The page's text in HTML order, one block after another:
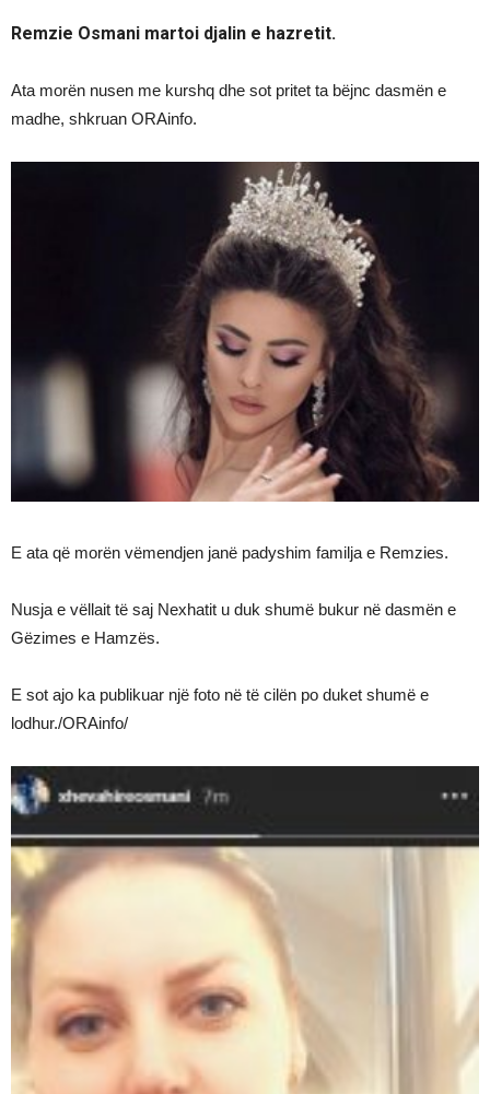
Remzie Osmani martoi djalin e hazretit.
Ata morën nusen me kurshq dhe sot pritet ta bëjnc dasmën e
madhe, shkruan ORAinfo.
E ata që morën vëmendjen janë padyshim familja e Remzies.
Nusja e vëllait të saj Nexhatit u duk shumë bukur në dasmën e
Gëzimes e Hamzës.
E sot ajo ka publikuar një foto në të cilën po duket shumë e
lodhur./ORAinfo/